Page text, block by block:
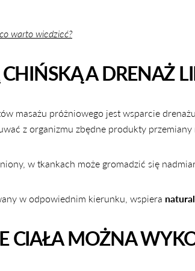
warto wiedzieć?
A DRENAŻ
masażu próżniowego jest wsparcie
z organizmu zbędne produkty przemiany
w tkankach może gromadzić się
w odpowiednim kierunku, wspiera
CIAŁA MOŻNA